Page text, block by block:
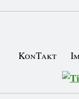
KonTakt